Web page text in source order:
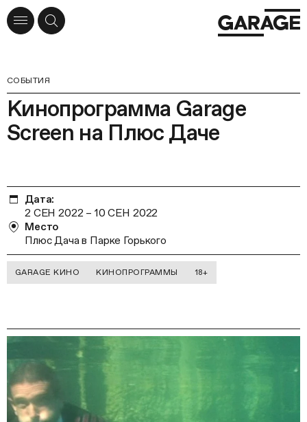
СОБЫТИЯ
Кинопрограмма Garage
Screen на Плюс Даче
Дата:
2 СЕН 2022 – 10 СЕН 2022
Место
Плюс Дача в Парке Горького
GARAGE КИНО КИНОПРОГРАММЫ 18+